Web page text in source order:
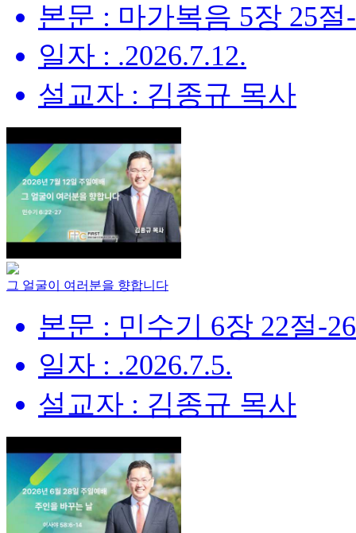
본문 : 마가복음 5장 25절
일자 : .2026.7.12.
설교자 : 김종규 목사
그 얼굴이 여러분을 향합니다
본문 : 민수기 6장 22절-
일자 : .2026.7.5.
설교자 : 김종규 목사